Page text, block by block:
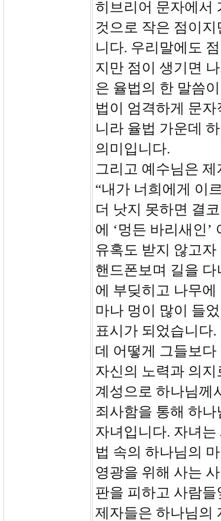
히브리어 문자에서
것으로 작은 점이
니다. 우리말에도
지만 점이 생기면
은 율법의 한 말씀
법이 엄격하게 문
니라 율법 가운데
의미입니다.
그리고 예수님은
“내가 너희에게 이
더 낫지 못하면 결
에 ‘멍든 바리새인
유혹도 받지 않고
핸드폰보며 길을
에 부딪히고 나무
마나 멍이 많이 들
표시가 되었습니다
데 어떻게 그들보다
자신의 노력과 의
계성으로 하나님께
죄사함을 통해 하
자녀입니다. 자녀
법 속의 하나님의
영광을 위해 사는
판을 피하고 사람
제자들은 하나님의